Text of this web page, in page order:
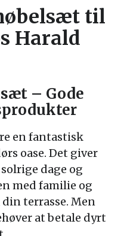
til
Harald
– Gode
en fantastisk
oase. Det giver
dage og
med familie og
terrasse. Men
at betale dyrt